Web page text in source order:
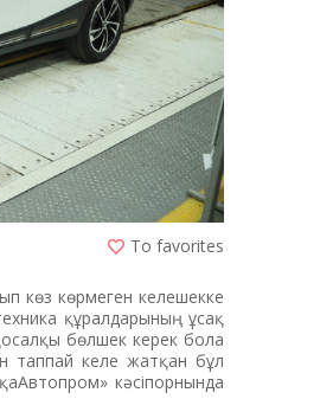
To favorites
көз көрмеген келешекке
құралдарының ұсақ
бөлшек керек бола
таппай келе жатқан бұл
кәсіпорнында